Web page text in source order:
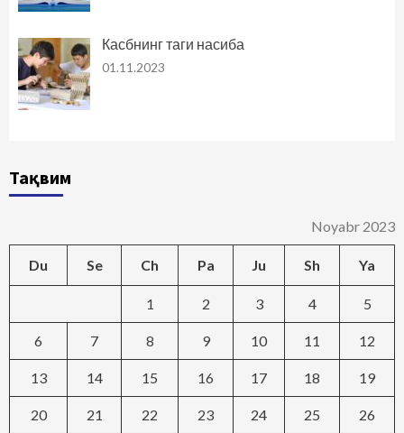
Касбнинг таги насиба
01.11.2023
Тақвим
Noyabr 2023
Du Se Ch Pa Ju Sh Ya
1 2 3 4 5
6 7 8 9 10 11 12
13 14 15 16 17 18 19
20 21 22 23 24 25 26